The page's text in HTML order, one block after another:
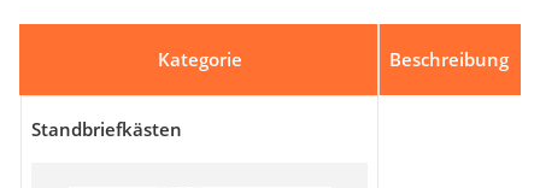
Kategorie Beschreibung
Standbriefkästen